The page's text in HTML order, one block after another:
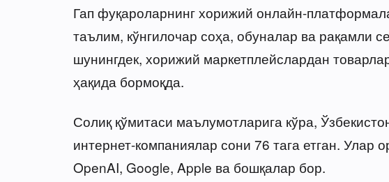
Гап фуқароларнинг хорижий онлайн-
таълим, кўнгилочар соҳа, обуналар ва рақамли
шунингдек, хорижий маркетплейслардан
ҳақида бормоқда.
Солиқ қўмитаси маълумотларига кўра,
интернет-компаниялар сони 76 тага етган. Улар
OpenAI, Google, Apple ва бошқалар бор.